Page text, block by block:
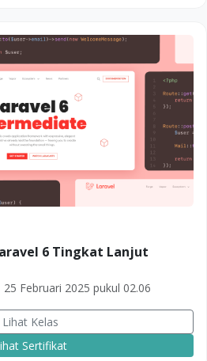
6 Tingkat Lanjut
25 Februari 2025 pukul 02.06
Lihat Kelas
Sertifikat